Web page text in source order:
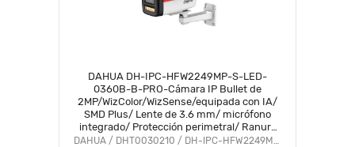
DAHUA DH-IPC-HFW2249MP-S-LED-
0360B-B-PRO-Cámara IP Bullet de
2MP/WizColor/WizSense/equipada con IA/
SMD Plus/ Lente de 3.6 mm/ micrófono
integrado/ Protección perimetral/ Ranura
MicroSD,WDR real de 120 dB y
DAHUA / DHT0030210 / DH-IPC-HFW2249M-S-B-PRO